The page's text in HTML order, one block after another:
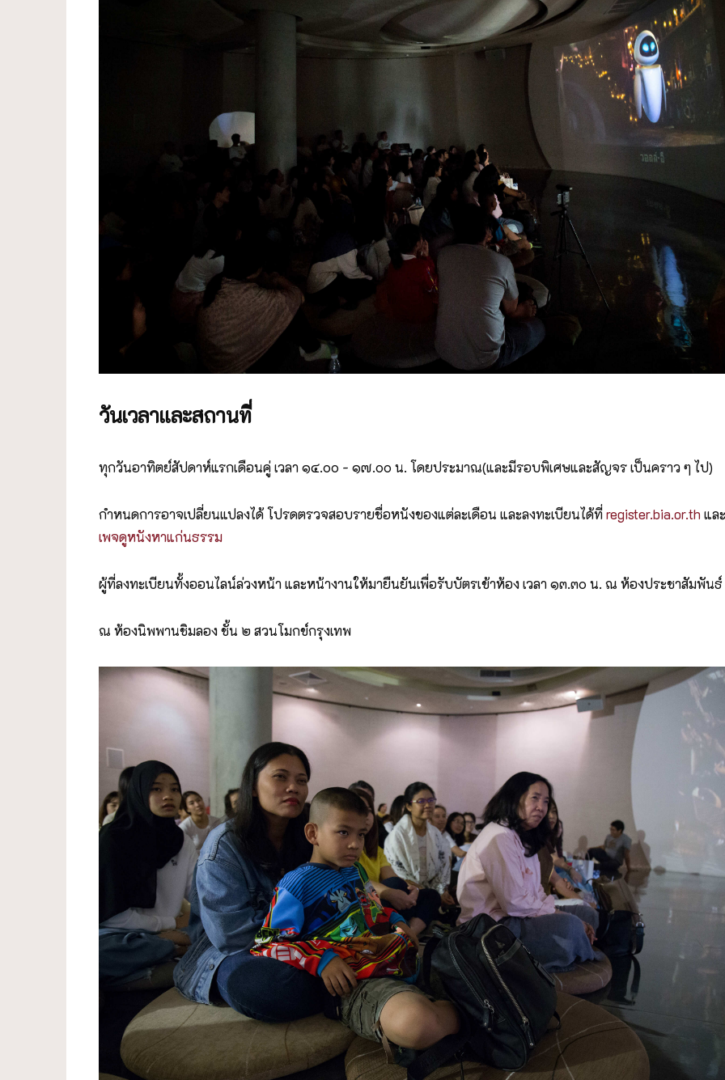
วันเวลาและสถานที่
ทุกวันอาทิตย์สัปดาห์แรกเดือนคู่ เวลา ๑๔.๐๐ - ๑๗.๐๐ น. โดยประมาณ(และมีรอบพิเศษและสัญจร เป็นคราว ๆ ไป)
กำหนดการอาจเปลี่ยนแปลงได้ โปรดตรวจสอบรายชื่อหนังของแต่ละเดือน และลงทะเบียนได้ที่register.bia.or.th แล
เพจดูหนังหาแก่นธรรม
ผู้ที่ลงทะเบียนทั้งออนไลน์ล่วงหน้า และหน้างานให้มายืนยันเพื่อรับบัตรเข้าห้อง เวลา ๑๓.๓๐ น. ณ ห้องประชาสัมพันธ์
ณ ห้องนิพพานชิมลอง ชั้น ๒ สวนโมกข์กรุงเทพ